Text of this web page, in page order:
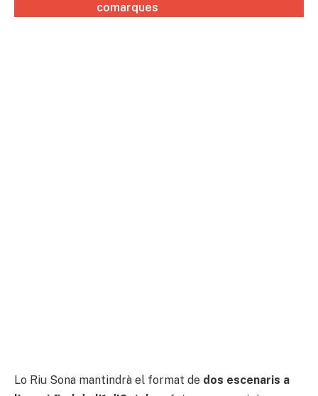
comarques
Lo Riu Sona mantindrà el format de dos escenaris a